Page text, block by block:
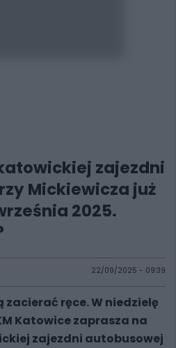
zajezdni
Mickiewicza już
2025.
22/09/2025 - 09:39
ręce. W niedzielę
Katowice zaprasza na
zajezdni autobusowej